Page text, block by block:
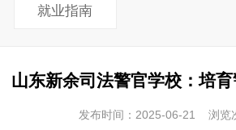
就业指南
山东新余司法警官学校：培
发布时间：2025-06-21 浏览